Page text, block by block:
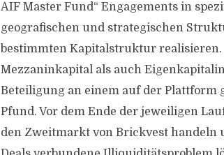
AIF Master Fund“ Engagements in
geografischen und strategischen
bestimmten Kapitalstruktur realisieren.
Mezzaninkapital als auch
Beteiligung an einem auf der Plattform
Pfund. Vor dem Ende der jeweiligen
den Zweitmarkt von Brickvest handeln